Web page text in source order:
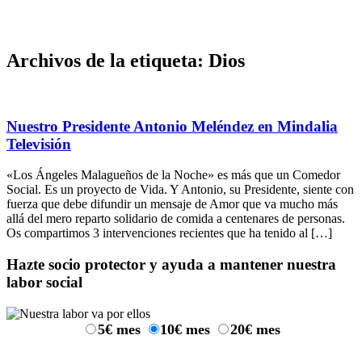
Archivos de la etiqueta: Dios
Nuestro Presidente Antonio Meléndez en Mindalia
Televisión
«Los Ángeles Malagueños de la Noche» es más que un Comedor
Social. Es un proyecto de Vida. Y Antonio, su Presidente, siente con
fuerza que debe difundir un mensaje de Amor que va mucho más
allá del mero reparto solidario de comida a centenares de personas.
Os compartimos 3 intervenciones recientes que ha tenido al […]
Hazte socio protector y ayuda a mantener nuestra
labor social
5€ mes 10€ mes 20€ mes